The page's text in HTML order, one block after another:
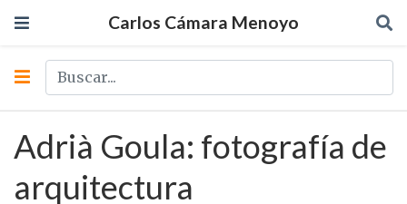
Carlos Cámara Menoyo
Adrià Goula: fotografía de
arquitectura